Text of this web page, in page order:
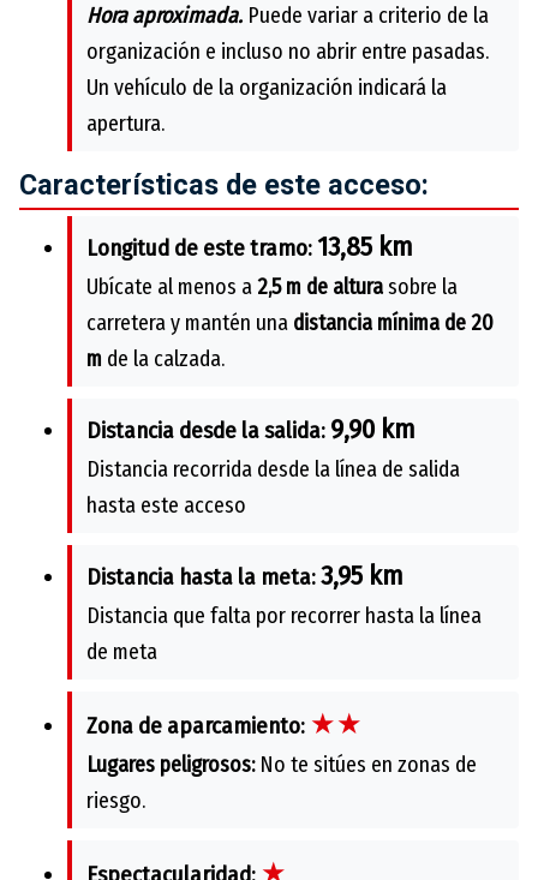
Hora aproximada. Puede variar a criterio de la
organización e incluso no abrir entre pasadas.
Un vehículo de la organización indicará la
apertura.
Características de este acceso:
Longitud de este tramo: 13,85 km
Ubícate al menos a2,5 m de alturasobre la
carretera y mantén una distancia mínima de 20
m de la calzada.
Distancia desde la salida: 9,90 km
Distancia recorrida desde la línea de salida
hasta este acceso
Distancia hasta la meta:3,95 km
Distancia que falta por recorrer hasta la línea
de meta
Zona de aparcamiento: ★★
Lugares peligrosos:No te sitúes en zonas de
riesgo.
Espectacularidad: ★